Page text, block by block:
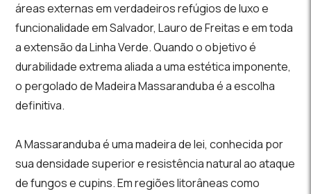
áreas externas em verdadeiros refúgios de luxo e
funcionalidade em Salvador, Lauro de Freitas e em toda
a extensão da Linha Verde. Quando o objetivo é
durabilidade extrema aliada a uma estética imponente,
o pergolado de Madeira Massaranduba é a escolha
definitiva.
A Massaranduba é uma madeira de lei, conhecida por
sua densidade superior e resistência natural ao ataque
de fungos e cupins. Em regiões litorâneas como